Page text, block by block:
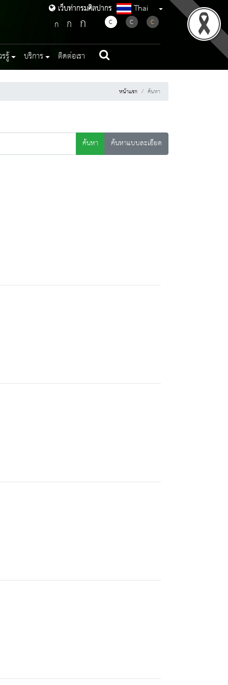
เว็บท่ากรมศิลปากร
เว็บท่ากรมศิลปากร Thai
ก ก ก C C C
รู้ บริการ ติดต่อเรา
หน้าแรก ค้นหา
ค้นหา
ค้นหาแบบละเอียด